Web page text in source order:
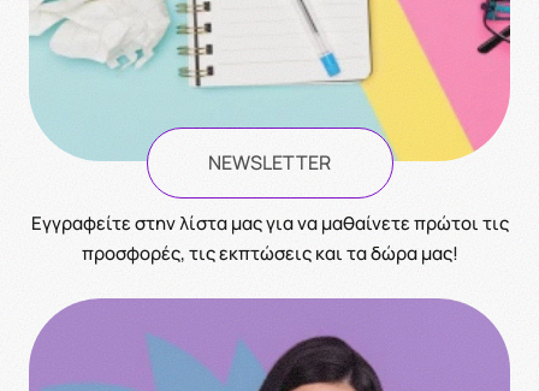
NEWSLETTER
Eγγραφείτε στην λίστα μας για να μαθαίνετε πρώτοι τις
προσφορές, τις εκπτώσεις και τα δώρα μας!